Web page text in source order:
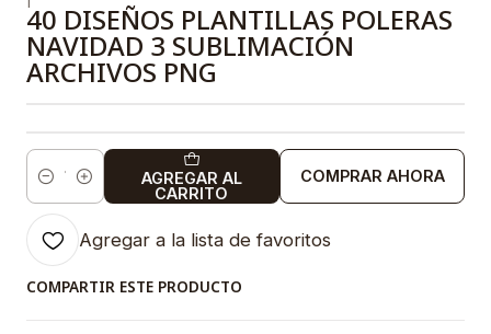
40 DISEÑOS PLANTILLAS POLERAS
NAVIDAD 3 SUBLIMACIÓN
ARCHIVOS PNG
Cantidad
AGREGAR AL
CARRITO
COMPRAR AHORA
Agregar a la lista de favoritos
COMPARTIR ESTE PRODUCTO